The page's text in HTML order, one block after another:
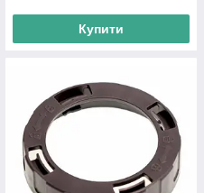
Купити